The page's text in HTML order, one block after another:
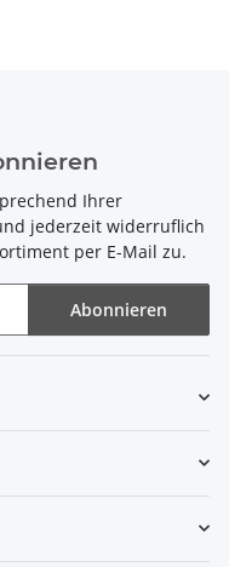
Ihrer
jederzeit widerruflich
per E-Mail zu.
Abonnieren